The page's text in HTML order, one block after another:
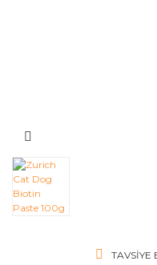
TAVSIYE